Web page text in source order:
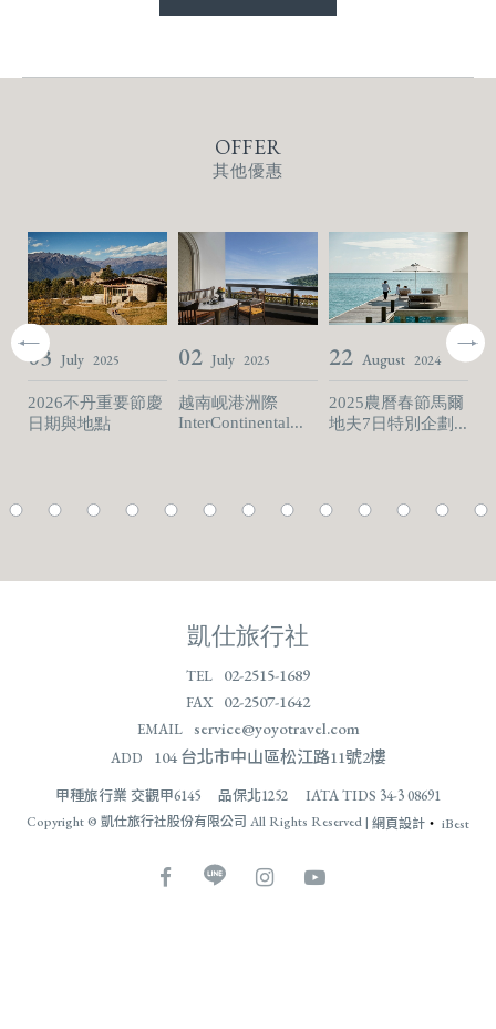
OFFER
其他優惠
03 July 2025
2026不丹重要節慶
日期與地點
02 July 2025
越南岘港洲際
InterContinental...
22 August 2024
2025農曆春節馬爾
地夫7日特別企劃...
凱仕旅行社
甲種旅行業 交觀甲6145 品保北1252 IATA TIDS 34-3 08691
Copyright © 凱仕旅行社股份有限公司 All Rights Reserved | 網頁設計 ‧ iBest
TEL 02-2515-1689
FAX 02-2507-1642
EMAIL service@yoyotravel.com
ADD 104 台北市中山區松江路11號2樓